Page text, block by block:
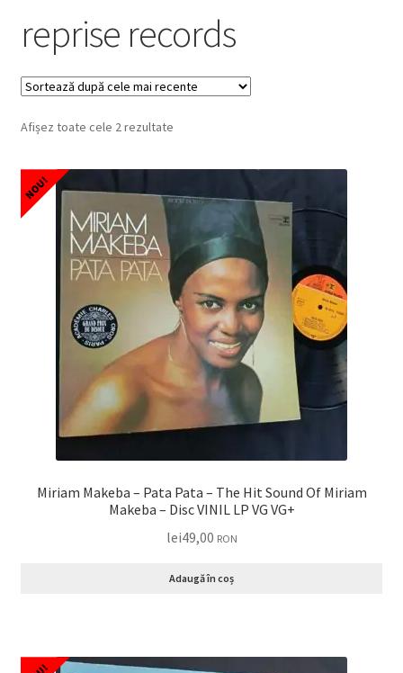
Oferta lunii
Contul meu
lei0,00
reprise records
Afișez toate cele 2 rezultate
NOU!
Miriam Makeba – Pata Pata – The Hit Sound Of Miriam
Makeba – Disc VINIL LP VG VG+
lei49,00 RON
Adaugă în coș